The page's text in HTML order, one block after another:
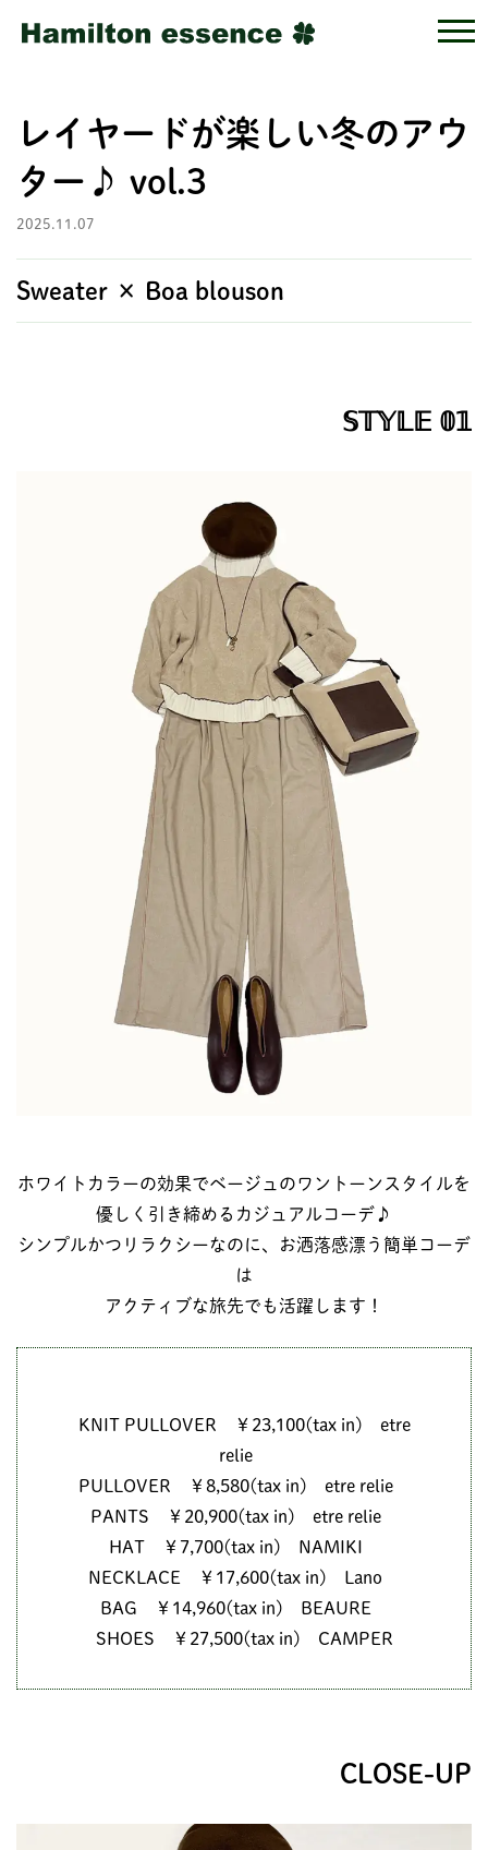
レイヤードが楽しい冬のアウ
ター♪ vol.3
2025.11.07
Sweater × Boa blouson
𝕊𝕋𝕐𝕃𝔼 𝟘𝟙
ホワイトカラーの効果でベージュのワントーンスタイルを
優しく引き締めるカジュアルコーデ♪
シンプルかつリラクシーなのに、お洒落感漂う簡単コーデ
は
アクティブな旅先でも活躍します！
KNIT PULLOVER ￥23,100(tax in) etre
relie
PULLOVER ￥8,580(tax in) etre relie
PANTS ￥20,900(tax in) etre relie
HAT ￥7,700(tax in) NAMIKI
NECKLACE ￥17,600(tax in) Lano
BAG ￥14,960(tax in) BEAURE
SHOES ￥27,500(tax in) CAMPER
CLOSE-UP